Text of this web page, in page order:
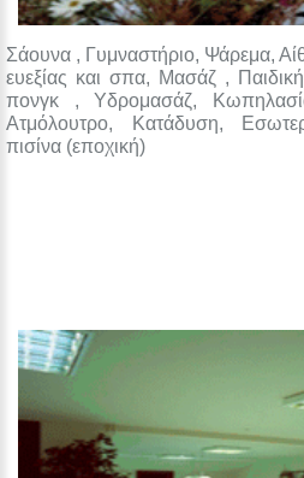
Σάουνα , Γυμναστήριο, Ψάρεμα,
ευεξίας και σπα, Μασάζ ,
πονγκ , Υδρομασάζ,
Ατμόλουτρο, Κατάδυση,
πισίνα (εποχική)